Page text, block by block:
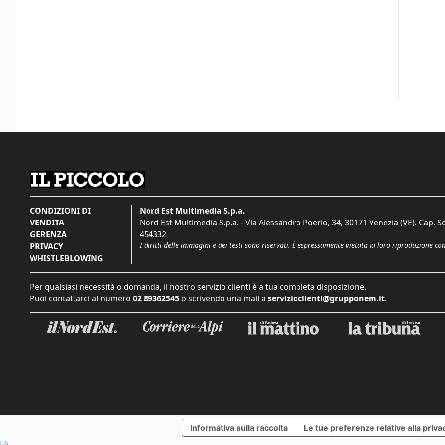
CONDIZIONI DI
VENDITA
GERENZA
PRIVACY
WHISTLEBLOWING
Nord Est Multimedia S.p.a.
Nord Est Multimedia S.p.a. - Via Alessandro Poerio, 34, 30171 Venezia (VE). Cap.
454332
I diritti delle immagini e dei testi sono riservati. È espressamente vietata la loro riproduzione
Per qualsiasi necessità o domanda, il nostro servizio clienti è a tua completa disposizione.
Puoi contattarci al numero 02 89362545 o scrivendo una mail a servizioclienti@grupponem.it.
Informativa sulla raccolta Le tue preferenze relative alla